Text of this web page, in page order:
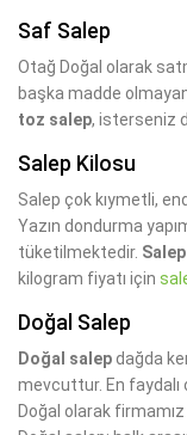
Saf Salep
Otağ Doğal olarak
başka madde
toz salep, isterseniz
Salep Kilosu
Salep çok kıymetli,
Yazın dondurma
tüketilmektedir.
kilogram fiyatı için
Doğal Salep
Doğal salep dağda
mevcuttur. En faydalı
Doğal olarak